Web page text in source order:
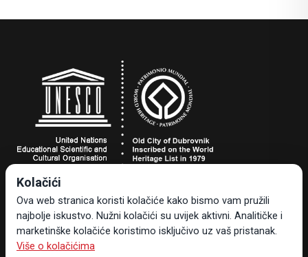
Turistička zajednica grada Dubrovnika
Dr. Ante Starčevića 24, 20000 Dubrovnik, Hrvatska
Tel +385 20 323-887
info@tzdubrovnik.hr
Kolačići
Ova web stranica koristi kolačiće kako bismo vam pružili
najbolje iskustvo. Nužni kolačići su uvijek aktivni. Analitičke i
marketinške kolačiće koristimo isključivo uz vaš pristanak.
Više o kolačićima